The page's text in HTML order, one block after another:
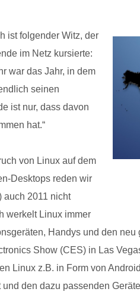
ist folgender Witz, der
im Netz kursierte:
war das Jahr, in dem
seinen
ist nur, dass davon
hat.“
von Linux auf dem
Desktops reden wir
auch 2011 nicht
werkelt Linux immer
Handys und den
Show (CES) in Las
Linux z.B. in Form von
den dazu passenden